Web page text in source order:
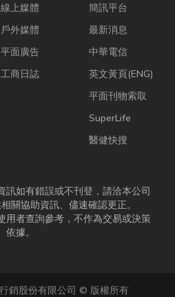
的領域之
很多...
Instag...
線上媒體
戶外媒體
平面廣告
工商日誌
簡訊平台
最新消息
中華電信
英文黃頁(ENG)
平面刊物索取
SuperLife
醫健快搜
訊如有錯誤或不刊登，請洽本公司
關協助資訊、儘速確認更正。
用者查詢參考，不作為交易或決策
依據。
銷股份有限公司 © 版權所有